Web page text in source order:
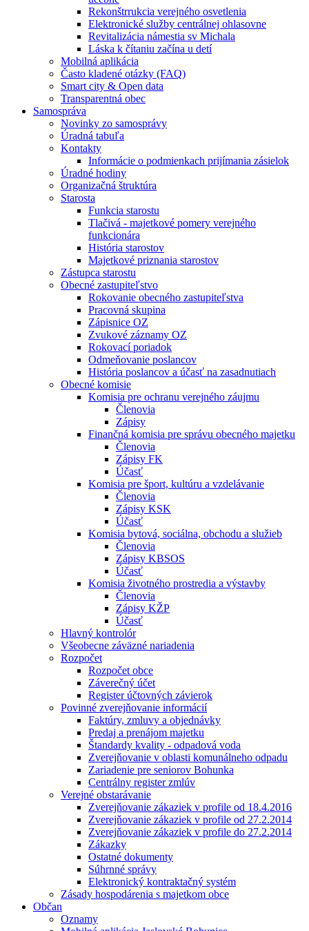
Rekonštrrukcia verejného osvetlenia
Elektronické služby centrálnej ohlasovne
Revitalizácia námestia sv Michala
Láska k čítaniu začína u detí
Mobilná aplikácia
Často kladené otázky (FAQ)
Smart city & Open data
Transparentná obec
Samospráva
Novinky zo samosprávy
Úradná tabuľa
Kontakty
Informácie o podmienkach prijímania zásielok
Úradné hodiny
Organizačná štruktúra
Starosta
Funkcia starostu
Tlačivá - majetkové pomery verejného
funkcionára
História starostov
Majetkové priznania starostov
Zástupca starostu
Obecné zastupiteľstvo
Rokovanie obecného zastupiteľstva
Pracovná skupina
Zápisnice OZ
Zvukové záznamy OZ
Rokovací poriadok
Odmeňovanie poslancov
História poslancov a účasť na zasadnutiach
Obecné komisie
Komisia pre ochranu verejného záujmu
Členovia
Zápisy
Finančná komisia pre správu obecného majetku
Členovia
Zápisy FK
Účasť
Komisia pre šport, kultúru a vzdelávanie
Členovia
Zápisy KSK
Účasť
Komisia bytová, sociálna, obchodu a služieb
Členovia
Zápisy KBSOS
Účasť
Komisia životného prostredia a výstavby
Členovia
Zápisy KŽP
Účasť
Hlavný kontrolór
Všeobecne záväzné nariadenia
Rozpočet
Rozpočet obce
Záverečný účet
Register účtovných závierok
Povinné zverejňovanie informácií
Faktúry, zmluvy a objednávky
Predaj a prenájom majetku
Štandardy kvality - odpadová voda
Zverejňovanie v oblasti komunálneho odpadu
Zariadenie pre seniorov Bohunka
Centrálny register zmlúv
Verejné obstarávanie
Zverejňovanie zákaziek v profile od 18.4.2016
Zverejňovanie zákaziek v profile od 27.2.2014
Zverejňovanie zákaziek v profile do 27.2.2014
Zákazky
Ostatné dokumenty
Súhrnné správy
Elektronický kontraktačný systém
Zásady hospodárenia s majetkom obce
Občan
Oznamy